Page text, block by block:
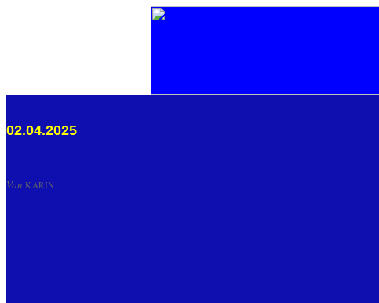
02.04.2025
Von KARIN